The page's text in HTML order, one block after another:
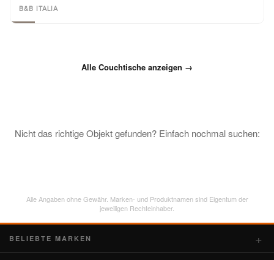
B&B ITALIA
Alle Couchtische anzeigen →
Nicht das richtige Objekt gefunden? Einfach nochmal suchen:
Alle Angaben ohne Gewähr. Marken- und Produktnamen sind Eigentum der
jeweiligen Rechteinhaber.
BELIEBTE MARKEN